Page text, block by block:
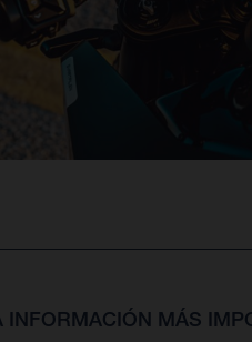
INFORMACIÓN MÁS